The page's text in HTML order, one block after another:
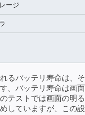
ージ
るバッテリ寿命は、
。バッテリ寿命は画
テストでは画面の明
していますが、この